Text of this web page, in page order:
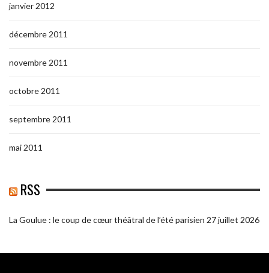
janvier 2012
décembre 2011
novembre 2011
octobre 2011
septembre 2011
mai 2011
RSS
La Goulue : le coup de cœur théâtral de l’été parisien 27 juillet 2026